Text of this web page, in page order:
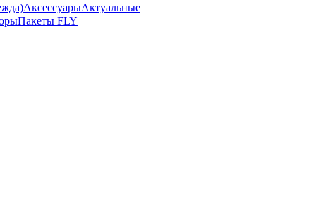
АксессуарыАктуальные
Пакеты FLY